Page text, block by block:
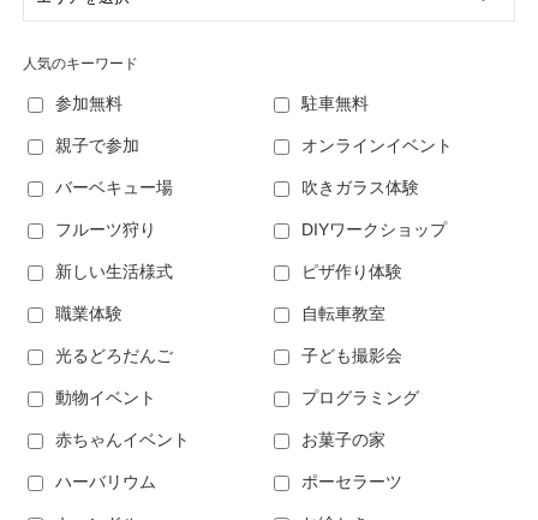
人気のキーワード
参加無料 駐車無料
親子で参加 オンラインイベント
バーベキュー場 吹きガラス体験
フルーツ狩り DIYワークショップ
新しい生活様式 ピザ作り体験
職業体験 自転車教室
光るどろだんご 子ども撮影会
動物イベント プログラミング
赤ちゃんイベント お菓子の家
ハーバリウム ポーセラーツ